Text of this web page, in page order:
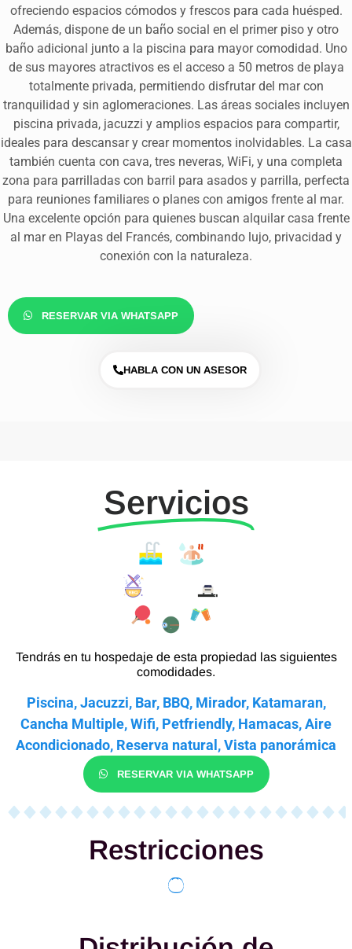
ofreciendo espacios cómodos y frescos para cada huésped.
Además, dispone de un baño social en el primer piso y otro
baño adicional junto a la piscina para mayor comodidad. Uno
de sus mayores atractivos es el acceso a 50 metros de playa
totalmente privada, permitiendo disfrutar del mar con
tranquilidad y sin aglomeraciones. Las áreas sociales incluyen
piscina privada, jacuzzi y amplios espacios para compartir,
ideales para descansar y crear momentos inolvidables. La casa
también cuenta con cava, tres neveras, WiFi, y una completa
zona para parrilladas con barril para asados y parrilla, perfecta
para reuniones familiares o planes con amigos frente al mar.
Una excelente opción para quienes buscan alquilar casa frente
al mar en Playas del Francés, combinando lujo, privacidad y
conexión con la naturaleza.
RESERVAR VIA WHATSAPP
HABLA CON UN ASESOR
Servicios
Tendrás en tu hospedaje de esta propiedad las siguientes
comodidades.
Piscina, Jacuzzi, Bar, BBQ, Mirador, Katamaran,
Cancha Multiple, Wifi, Petfriendly, Hamacas, Aire
Acondicionado, Reserva natural, Vista panorámica
RESERVAR VIA WHATSAPP
Restricciones